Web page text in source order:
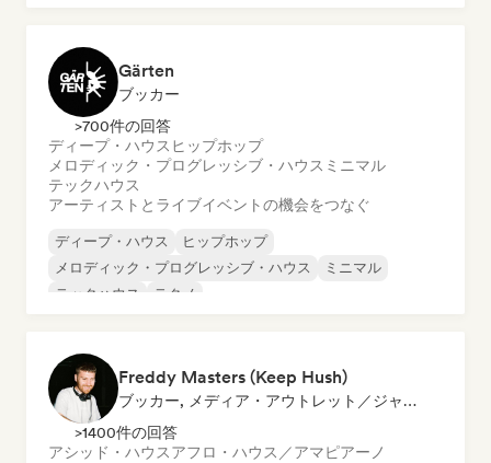
Gärten
ブッカー
>700件の回答
ディープ・ハウス ヒップホップ
メロディック・プログレッシブ・ハウス ミニマル
テックハウス
アーティストとライブイベントの機会をつなぐ
ディープ・ハウス
ヒップホップ
メロディック・プログレッシブ・ハウス
ミニマル
テックハウス
テクノ
Freddy Masters (Keep Hush)
ブッカー, メディア・アウトレット／ジャーナリスト, 選定DJ
>1400件の回答
アシッド・ハウスアフロ・ハウス／アマピアーノ